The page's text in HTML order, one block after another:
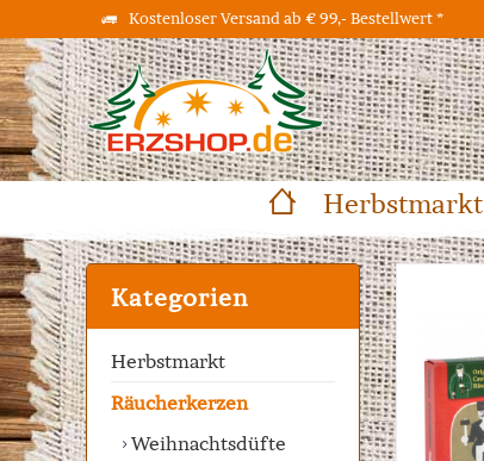
Kostenloser Versand ab € 99,- Bestellwert *
Herbstmarkt
Kategorien
Herbstmarkt
Räucherkerzen
Weihnachtsdüfte